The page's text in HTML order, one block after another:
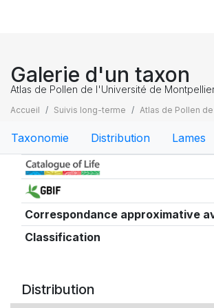
Galerie d'un taxon
Atlas de Pollen de l'Université de
Accueil Suivis long-terme Atlas de Pollen
Taxonomie Distribution Lames
Taxonomie
Correspondance approximative
Classification
Distribution